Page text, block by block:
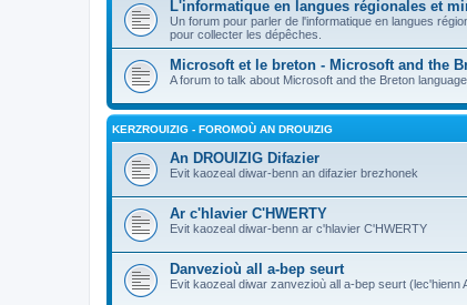
L'informatique en langues régionales et
Un forum pour parler de l'informatique en langues
pour collecter les dépêches.
Microsoft et le breton - Microsoft and the
A forum to talk about Microsoft and the Breton language
KERZROUIZIG - FOROMOÙ AN DROUIZIG
An DROUIZIG Difazier
Evit kaozeal diwar-benn an difazier brezhonek
Ar c'hlavier C'HWERTY
Evit kaozeal diwar-benn ar c'hlavier C'HWERTY
Danvezioù all a-bep seurt
Evit kaozeal diwar zanvezioù all a-bep seurt (lec'hienn